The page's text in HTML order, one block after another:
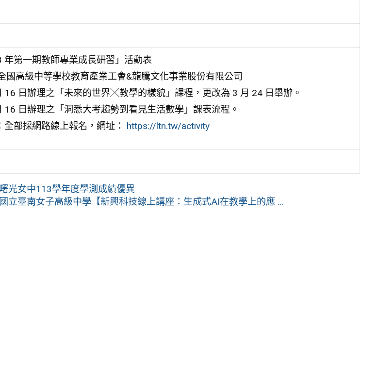
年第一期教師專業成長研習」活動表
國高級中等學校教育產業工會&龍騰文化事業股份有限公司
16 日辦理之「未來的世界╳教學的樣貌」課程，更改為 3 月 24 日舉辦。
16 日辦理之「洞悉大考趨勢到看見生活數學」課表流程。
全部採網路線上報名，網址： https://ltn.tw/activity
曙光女中113學年度學測成績優異
國立臺南女子高級中學【新興科技線上講座：生成式AI在教學上的應 ...